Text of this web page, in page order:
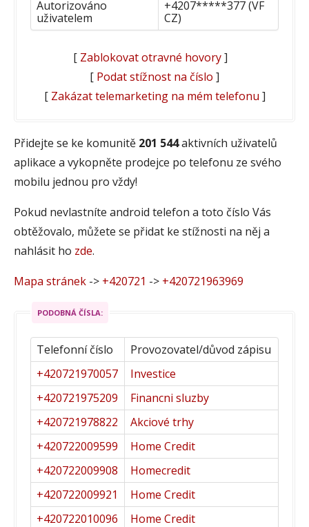
Autorizováno
uživatelem
+4207*****377 (VF
CZ)
[ Zablokovat otravné hovory]
[ Podat stížnost na číslo ]
[ Zakázat telemarketing na mém telefonu ]
Přidejte se ke komunitě 201 544aktivních uživatelů
aplikace a vykopněte prodejce po telefonu ze svého
mobilu jednou pro vždy!
Pokud nevlastníte android telefon a toto číslo Vás
obtěžovalo, můžete se přidat ke stížnosti na něj a
nahlásit ho zde.
Mapa stránek -> +420721 -> +420721963969
PODOBNÁ ČÍSLA:
Telefonní číslo
Provozovatel/důvod zápisu
+420721970057
Investice
+420721975209
Financni sluzby
+420721978822
Akciové trhy
+420722009599
Home Credit
+420722009908
Homecredit
+420722009921
Home Credit
+420722010096
Home Credit